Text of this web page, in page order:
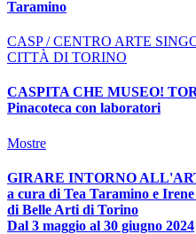
Taramino
CASP / CENTRO ARTE
CITTÀ DI TORINO
CASPITA CHE MUSEO!
Pinacoteca con laboratori
Mostre
GIRARE INTORNO
a cura di Tea Taramino e
di Belle Arti di Torino
Dal 3 maggio al 30 giugno 2024